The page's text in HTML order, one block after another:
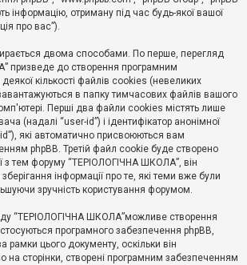
інформацію, отриману під час будь-якої вашої
про вас”).
двома способами. По перше, перегляд
призведе до створення програмним
кількості файлів cookies (невеликих
в папку тимчасових файлів вашого
Перші два файли cookies містять лише
(надалі “user-id”) і ідентифікатор анонімної
які автоматично присвоюються вам
phpBB. Третій файл cookie буде створено
з тем форуму “ТЕРІОЛОГІЧНА ШКОЛА”, він
інформації про те, які теми вже були
зручність користування форумом.
“ТЕРІОЛОГІЧНА ШКОЛА”можливе створення
програмного забезпечення phpBB,
рамки цього документу, оскільки він
на сторінки, створені програмним забезпеченням